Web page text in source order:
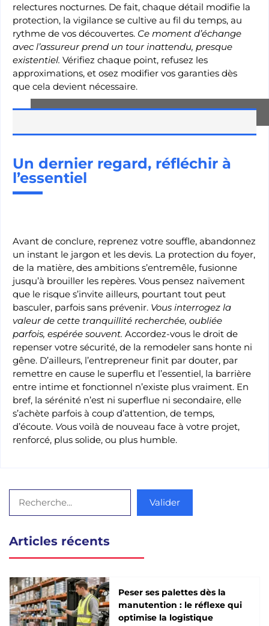
relectures nocturnes. De fait, chaque détail modifie la
protection, la vigilance se cultive au fil du temps, au
rythme de vos découvertes. Ce moment d’échange
avec l’assureur prend un tour inattendu, presque
existentiel. Vérifiez chaque point, refusez les
approximations, et osez modifier vos garanties dès
que cela devient nécessaire.
Un dernier regard, réfléchir à
l’essentiel
Avant de conclure, reprenez votre souffle, abandonnez
un instant le jargon et les devis. La protection du foyer,
de la matière, des ambitions s’entremêle, fusionne
jusqu’à brouiller les repères. Vous pensez naïvement
que le risque s’invite ailleurs, pourtant tout peut
basculer, parfois sans prévenir. Vous interrogez la
valeur de cette tranquillité recherchée, oubliée
parfois, espérée souvent. Accordez-vous le droit de
repenser votre sécurité, de la remodeler sans honte ni
gêne. D’ailleurs, l’entrepreneur finit par douter, par
remettre en cause le superflu et l’essentiel, la barrière
entre intime et fonctionnel n’existe plus vraiment. En
bref, la sérénité n’est ni superflue ni secondaire, elle
s’achète parfois à coup d’attention, de temps,
d’écoute. Vous voilà de nouveau face à votre projet,
renforcé, plus solide, ou plus humble.
Valider
Articles récents
Peser ses palettes dès la
manutention : le réflexe qui
optimise la logistique